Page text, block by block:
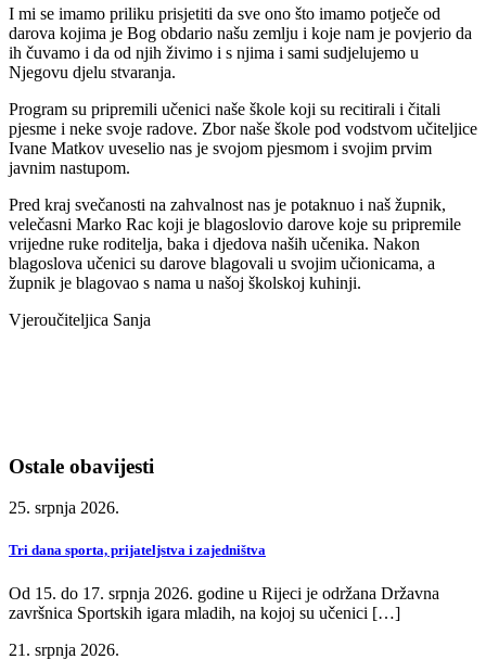
I mi se imamo priliku prisjetiti da sve ono što imamo potječe od
darova kojima je Bog obdario našu zemlju i koje nam je povjerio da
ih čuvamo i da od njih živimo i s njima i sami sudjelujemo u
Njegovu djelu stvaranja.
Program su pripremili učenici naše škole koji su recitirali i čitali
pjesme i neke svoje radove. Zbor naše škole pod vodstvom učiteljice
Ivane Matkov uveselio nas je svojom pjesmom i svojim prvim
javnim nastupom.
Pred kraj svečanosti na zahvalnost nas je potaknuo i naš župnik,
velečasni Marko Rac koji je blagoslovio darove koje su pripremile
vrijedne ruke roditelja, baka i djedova naših učenika. Nakon
blagoslova učenici su darove blagovali u svojim učionicama, a
župnik je blagovao s nama u našoj školskoj kuhinji.
Vjeroučiteljica Sanja
Ostale obavijesti
25. srpnja 2026.
Tri dana sporta, prijateljstva i zajedništva
Od 15. do 17. srpnja 2026. godine u Rijeci je održana Državna
završnica Sportskih igara mladih, na kojoj su učenici […]
21. srpnja 2026.